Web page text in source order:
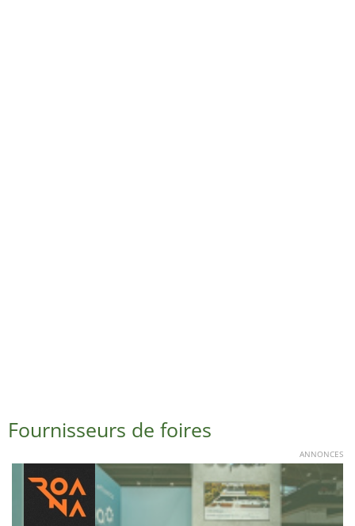
Fournisseurs de foires
ANNONCES